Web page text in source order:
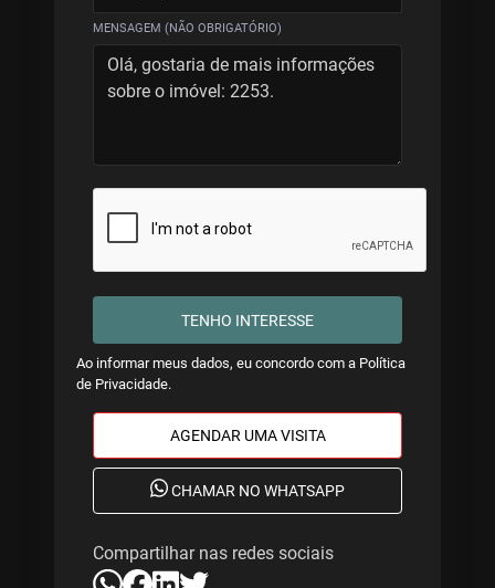
MENSAGEM (NÃO OBRIGATÓRIO)
TENHO INTERESSE
Ao informar meus dados, eu concordo com a Política
de Privacidade.
AGENDAR UMA VISITA
CHAMAR NO WHATSAPP
Compartilhar nas redes sociais